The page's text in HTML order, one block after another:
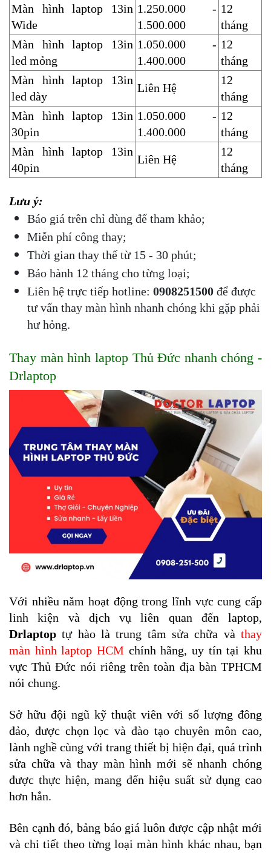
Màn hình laptop 13in
Wide
1.250.000 -
1.500.000
12
tháng
Màn hình laptop 13in
led mỏng
1.050.000 -
1.400.000
12
tháng
Màn hình laptop 13in
led dày
Liên Hệ
12
tháng
Màn hình laptop 13in
30pin
1.050.000 -
1.400.000
12
tháng
Màn hình laptop 13in
40pin
Liên Hệ
12
tháng
Lưu ý:
Báo giá trên chỉ dùng để tham khảo;
Miễn phí công thay;
Thời gian thay thế từ 15 - 30 phút;
Bảo hành 12 tháng cho từng loại;
Liên hệ trực tiếp hotline: 0908251500 để được
tư vấn thay màn hình nhanh chóng khi gặp phải
hư hỏng.
Thay màn hình laptop Thủ Đức nhanh chóng -
Drlaptop
Với nhiều năm hoạt động trong lĩnh vực cung cấp
Drlaptop tự hào là trung tâm sửa chữa và thay
màn hình laptop HCM chính hãng, uy tín tại khu
vực Thủ Đức nói riêng trên toàn địa bàn TPHCM
nói chung.
Sở hữu đội ngũ kỹ thuật viên với số lượng đông
đảo, được chọn lọc và đào tạo chuyên môn cao,
lành nghề cùng với trang thiết bị hiện đại, quá trình
sửa chữa và thay màn hình mới sẽ nhanh chóng
được thực hiện, mang đến hiệu suất sử dụng cao
hơn hẳn.
Bên cạnh đó, bảng báo giá luôn được cập nhật mới
và chi tiết theo từng loại màn hình khác nhau, bạn